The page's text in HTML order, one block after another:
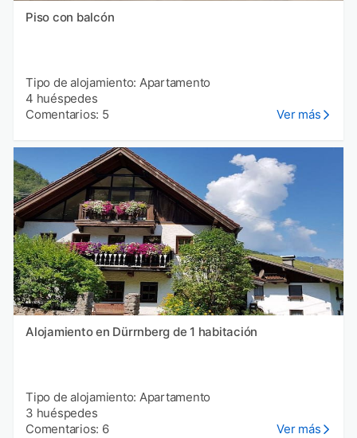
Piso con balcón
Tipo de alojamiento: Apartamento
4 huéspedes
Comentarios: 5
Ver más
Alojamiento en Dürrnberg de 1 habitación
Tipo de alojamiento: Apartamento
3 huéspedes
Comentarios: 6
Ver más